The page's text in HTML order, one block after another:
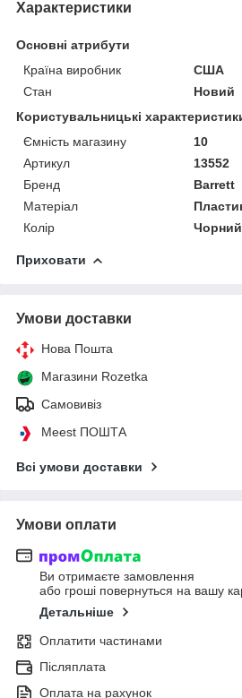
Характеристики
Основні атрибути
Країна виробник
США
Стан
Новий
Користувальницькі
Ємність магазину
10
Артикул
13552
Бренд
Barrett
Матеріал
Колір
Чорний
Приховати
Умови доставки
Нова Пошта
Магазини Rozetka
Самовивіз
Meest ПОШТА
Всі умови доставки
Умови оплати
Ви отримаєте замовлення
або гроші повернуться на вашу
Детальніше
Оплатити частинами
Післяплата
Оплата на рахунок